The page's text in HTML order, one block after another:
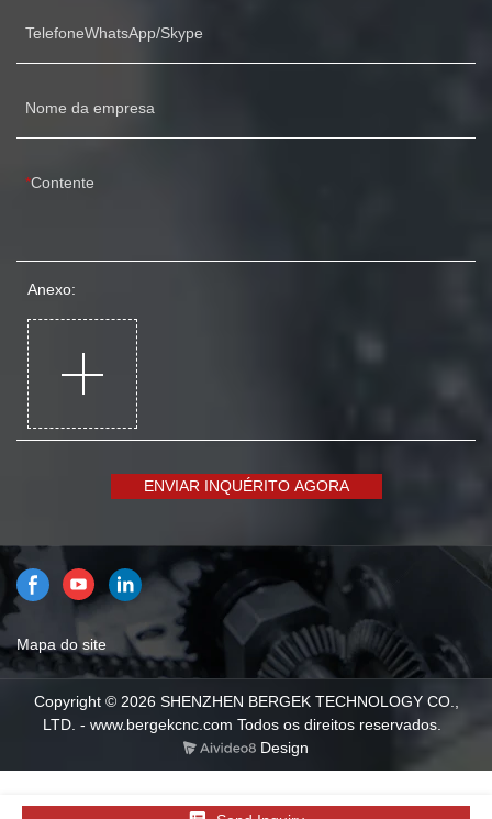
TelefoneWhatsApp/Skype
Nome da empresa
Contente
Anexo:
ENVIAR INQUÉRITO AGORA
Mapa do site
Copyright © 2026 SHENZHEN BERGEK TECHNOLOGY CO.,
LTD. - www.bergekcnc.com Todos os direitos reservados.
Design